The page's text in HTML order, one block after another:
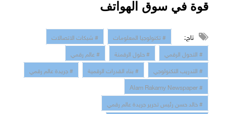
قوة في سوق الهواتف
تاج: # تكنولوجيا المعلومات
# شبكات الاتصالات
# التحول الرقمي
# حلول الرقمنة
# عالم رقمي
# التدريب التكنولوجي
# بناء القدرات الرقمية
# جريدة عالم رقمي
# Alam Rakamy Newspaper
# خالد حسن رئيس تحرير جريدة عالم رقمي